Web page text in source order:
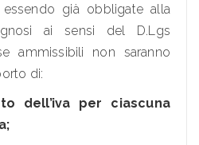
già obbligate alla
ai sensi del D.Lgs
ammissibili non saranno
di:
dell’iva per ciascuna